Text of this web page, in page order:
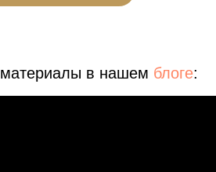
материалы в нашем блоге: